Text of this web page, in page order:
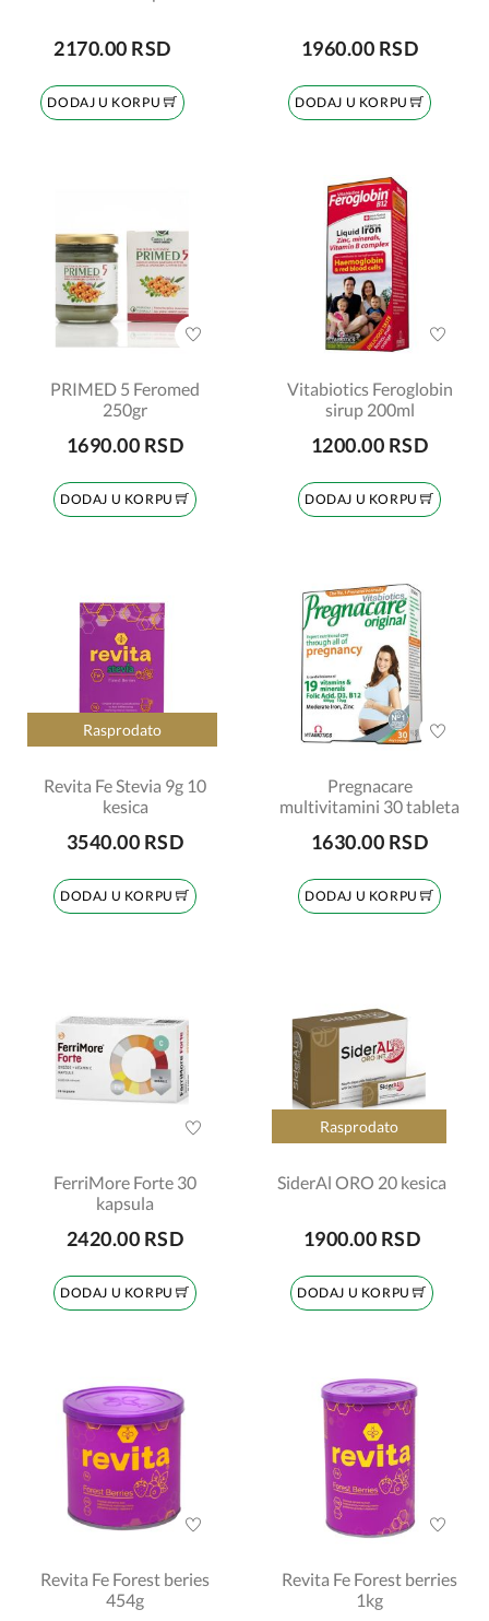
2170.00 RSD
DODAJ U KORPU
1960.00 RSD
DODAJ U KORPU
PRIMED 5 Feromed
250gr
1690.00 RSD
DODAJ U KORPU
Vitabiotics Feroglobin
sirup 200ml
1200.00 RSD
DODAJ U KORPU
Rasprodato
Revita Fe Stevia 9g 10
kesica
3540.00 RSD
DODAJ U KORPU
Pregnacare
multivitamini 30 tableta
1630.00 RSD
DODAJ U KORPU
FerriMore Forte 30
kapsula
2420.00 RSD
DODAJ U KORPU
Rasprodato
SiderAl ORO 20 kesica
1900.00 RSD
DODAJ U KORPU
Revita Fe Forest beries
454g
Revita Fe Forest berries
1kg